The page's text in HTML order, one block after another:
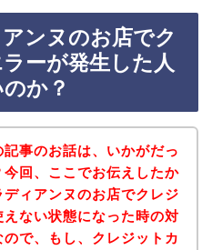
ンヌのお店でク
ーが発生した人
か？
事のお話は、いかがだっ
今回、ここでお伝えしたか
ディアンヌのお店でクレジ
えない状態になった時の対
で、もし、クレジットカ